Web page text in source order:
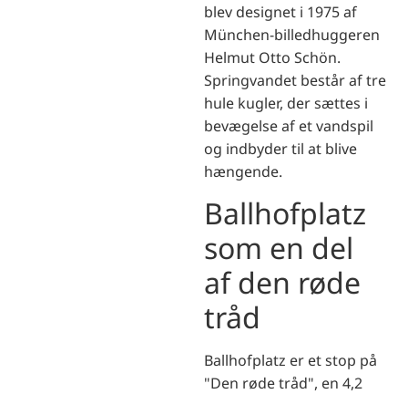
blev designet i 1975 af
München-billedhuggeren
Helmut Otto Schön.
Springvandet består af tre
hule kugler, der sættes i
bevægelse af et vandspil
og indbyder til at blive
hængende.
Ballhofplatz
som en del
af den røde
tråd
Ballhofplatz er et stop på
"Den røde tråd", en 4,2